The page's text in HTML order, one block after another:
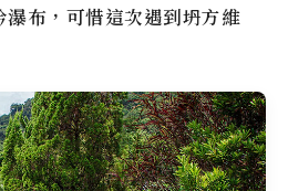
布，可惜這次遇到坍方維